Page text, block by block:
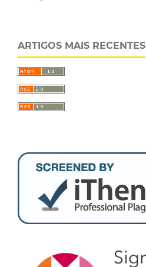
ARTIGOS MAIS RECENTES